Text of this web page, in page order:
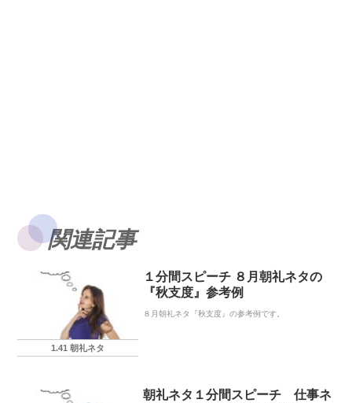
関連記事
1.41 朝礼ネタ
１分間スピーチ ８月朝礼ネタの
『秋支度』参考例
８月朝礼ネタ『秋支度』の参考例です。
朝礼ネタ１分間スピーチ 仕事ネ